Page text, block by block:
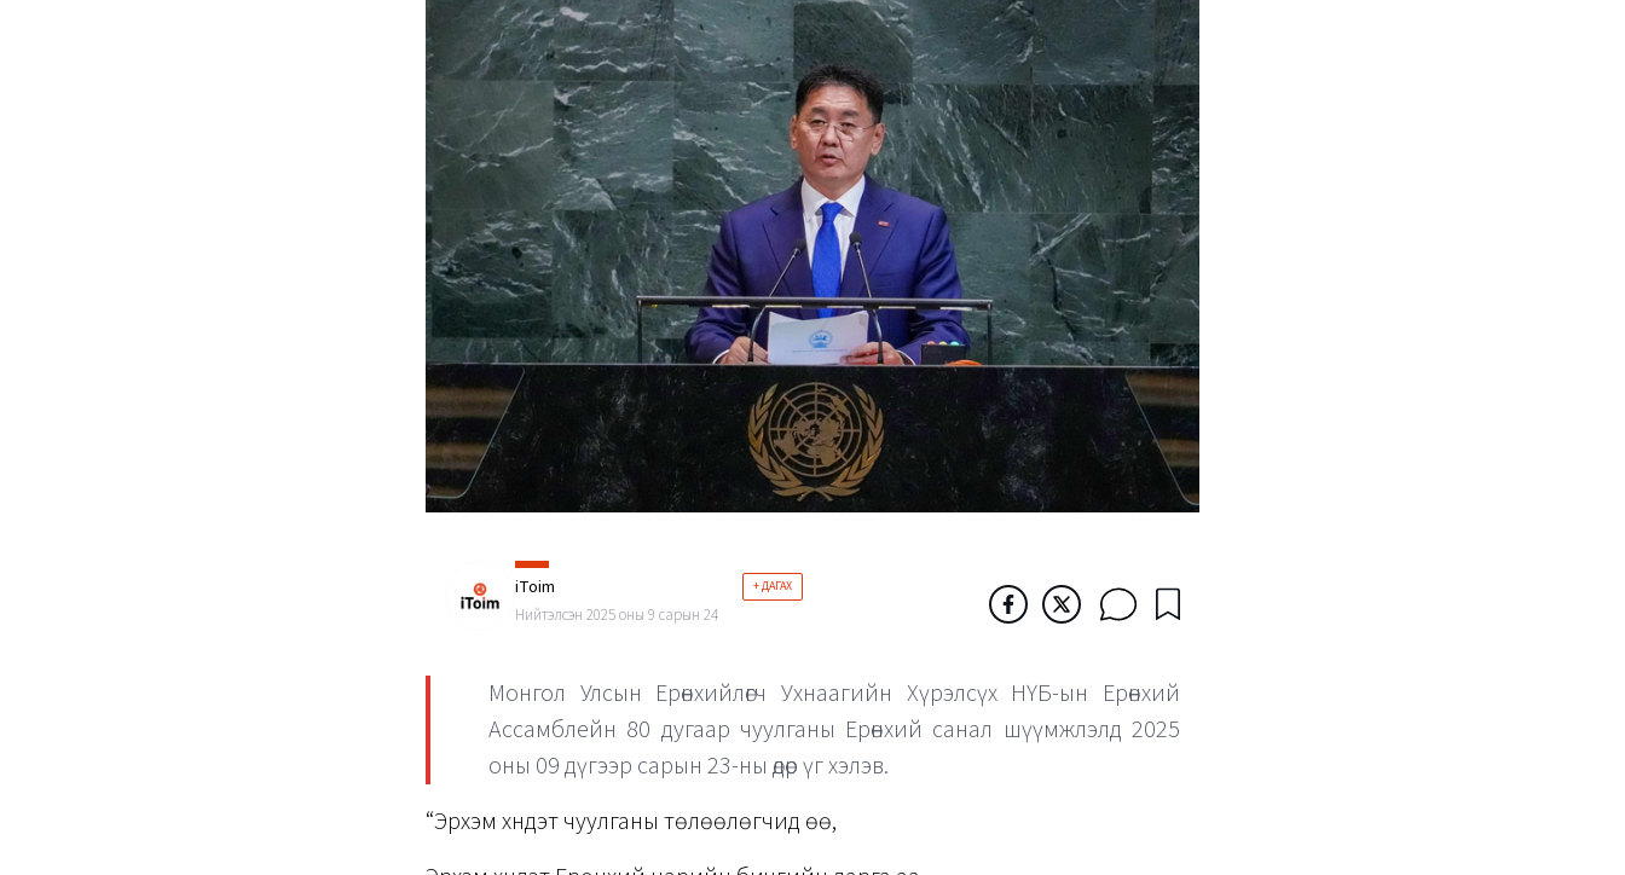
iToim + ДАГАХ
Нийтэлсэн 2025 оны 9 сарын 24
Монгол Улсын Ерөнхийлөгч Ухнаагийн Хүрэлсүх НҮБ-ын Ерөнхий
Ассамблейн 80 дугаар чуулганы Ерөнхий санал шүүмжлэлд 2025
оны 09 дүгээр сарын 23-ны өдөр үг хэлэв.
“Эрхэм хүндэт чуулганы төлөөлөгчид өө,